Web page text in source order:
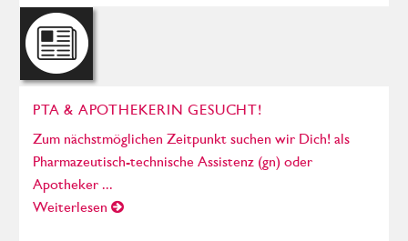
PTA & APOTHEKERIN GESUCHT!
Zum nächstmöglichen Zeitpunkt suchen wir Dich! als
Pharmazeutisch-technische Assistenz (gn) oder
Apotheker ...
Weiterlesen